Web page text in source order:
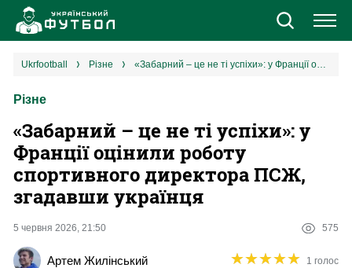
Новини
Єврокубки
УПЛ
ukrfootball різне «Забарний – це не ті успіхи»: у Франції оцінили роботу спортивного директора ПСЖ, згадавши українця
Різне
«Забарний – це не ті успіхи»: у
Франції оцінили роботу
спортивного директора ПСЖ,
згадавши українця
5 червня 2026, 21:50 575
Артем Жилінський ★★★★★
★★★★★ 1 голос